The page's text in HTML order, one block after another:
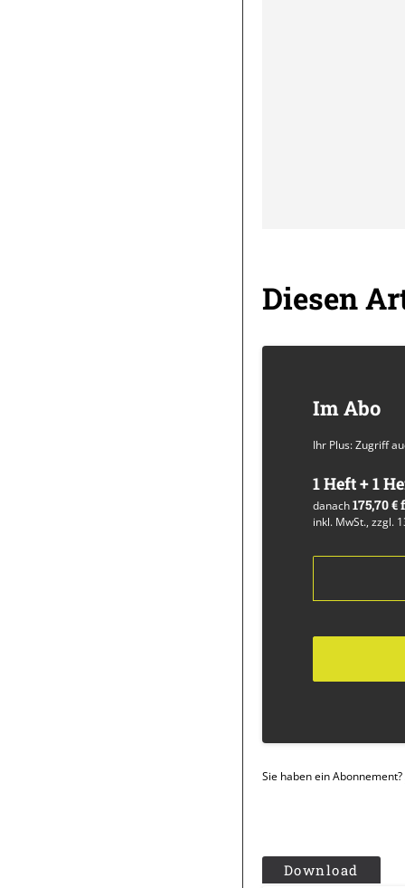
Diesen
Im Abo
Ihr Plus: Zugriff
1 Heft + 1
danach175,70
inkl. MwSt., zzgl.
Sie haben ein Abonnement?
Download